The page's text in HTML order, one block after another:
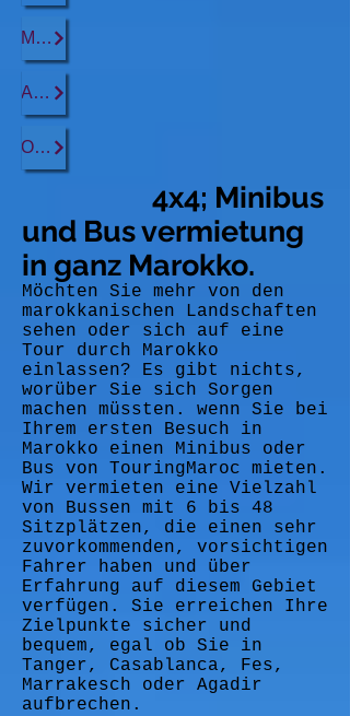
Marrakesch
Agadir
Ouarzazate
4x4; Minibus
und Bus vermietung
in ganz Marokko.
Möchten Sie mehr von den
marokkanischen Landschaften
sehen oder sich auf eine
Tour durch Marokko
einlassen? Es gibt nichts,
worüber Sie sich Sorgen
machen müssten. wenn Sie bei
Ihrem ersten Besuch in
Marokko einen Minibus oder
Bus von TouringMaroc mieten.
Wir vermieten eine Vielzahl
von Bussen mit 6 bis 48
Sitzplätzen, die einen sehr
zuvorkommenden, vorsichtigen
Fahrer haben und über
Erfahrung auf diesem Gebiet
verfügen. Sie erreichen Ihre
Zielpunkte sicher und
bequem, egal ob Sie in
Tanger, Casablanca, Fes,
Marrakesch oder Agadir
aufbrechen.